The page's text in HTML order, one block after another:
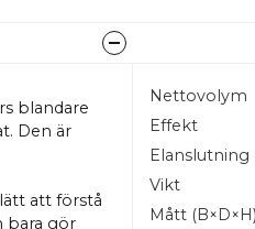
blandare
Den är
att förstå
bara gör
Nettovolym
Effekt
Elanslutning
Vikt
Mått (B×D×H)